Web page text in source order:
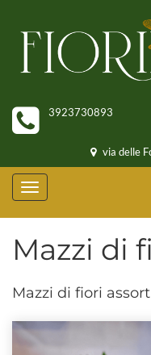
3923730893
via delle
Mazzi di
Mazzi di fiori